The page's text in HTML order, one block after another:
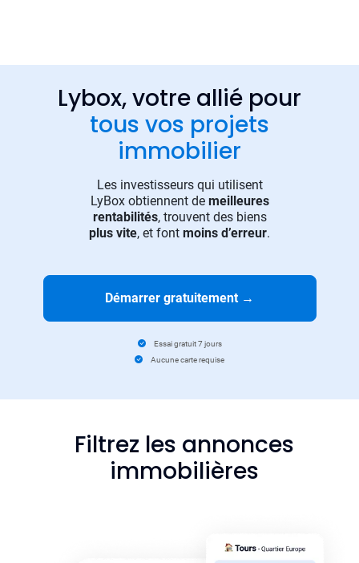
Lybox, votre allié pour
tous vos projets
immobilier
Les investisseurs qui utilisent
LyBox obtiennent de meilleures
rentabilités, trouvent des biens
plus vite, et font moins d’erreur.
Démarrer gratuitement →
Essai gratuit 7 jours
Aucune carte requise
Filtrez les annonces
immobilières